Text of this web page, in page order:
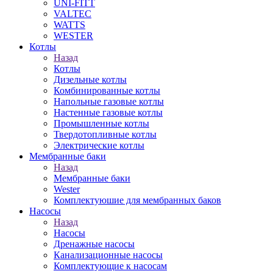
UNI-FITT
VALTEC
WATTS
WESTER
Котлы
Назад
Котлы
Дизельные котлы
Комбинированные котлы
Напольные газовые котлы
Настенные газовые котлы
Промышленные котлы
Твердотопливные котлы
Электрические котлы
Мембранные баки
Назад
Мембранные баки
Wester
Комплектуюшие для мембранных баков
Насосы
Назад
Насосы
Дренажные насосы
Канализационные насосы
Комплектующие к насосам